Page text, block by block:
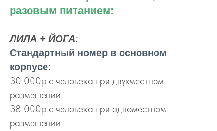
разовым питанием:
ЛИЛА + ЙОГА:
Стандартный номер в основном
корпусе:
30 000р с человека при двухместном
размещении
38 000р с человека при одноместном
размещении